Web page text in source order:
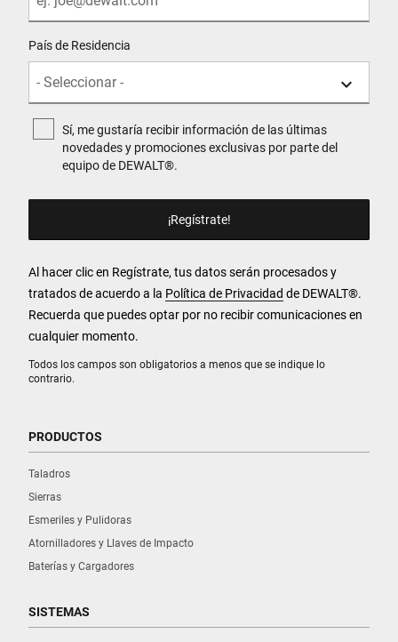
Todos los campos son obligatorios a menos que se indique lo
contrario.
País de Residencia
Sí, me gustaría recibir información de las últimas
novedades y promociones exclusivas por parte del
equipo de DEWALT®.
Al hacer clic en Regístrate, tus datos serán procesados y
tratados de acuerdo a la Política de Privacidad de DEWALT®.
Recuerda que puedes optar por no recibir comunicaciones en
cualquier momento.
PRODUCTOS
Taladros
Sierras
Esmeriles y Pulidoras
Atornilladores y Llaves de Impacto
Baterías y Cargadores
SISTEMAS